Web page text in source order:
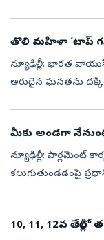
తొలి మహిళా ‘టాప్‌
న్యూఢిల్లీ: భారత
అరుదైన ఘనతను
మీకు అండగా
న్యూఢిల్లీ: పార్లమెంట్‌
కలుగుతుండడంపై
10, 11, 12వ